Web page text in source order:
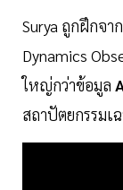
Surya ถูกฝึกจา
Dynamics
ใหญ่กว่าข้อมูล
สถาปัตยกรรมเ